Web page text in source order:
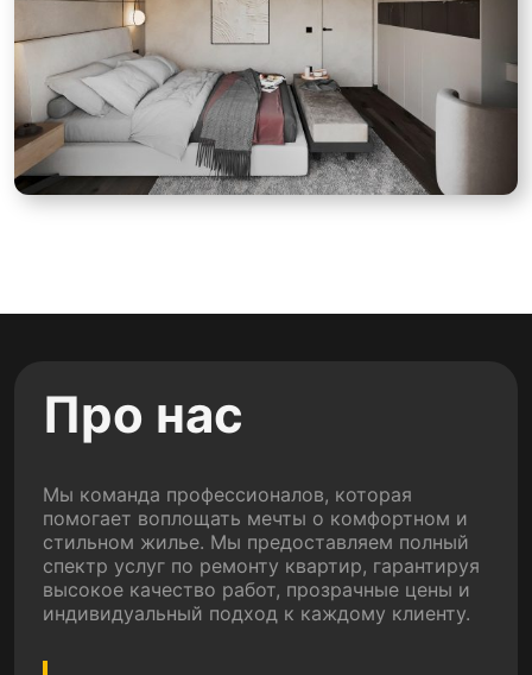
Про нас
Мы команда профессионалов, которая
помогает воплощать мечты о комфортном и
стильном жилье. Мы предоставляем полный
спектр услуг по ремонту квартир, гарантируя
высокое качество работ, прозрачные цены и
индивидуальный подход к каждому клиенту.